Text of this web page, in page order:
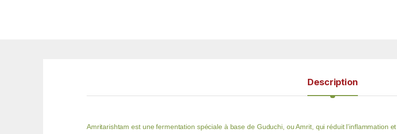
Description
Amritarishtam est une fermentation spéciale à base de Guduchi, ou Amrit, qui réduit l’inflammation